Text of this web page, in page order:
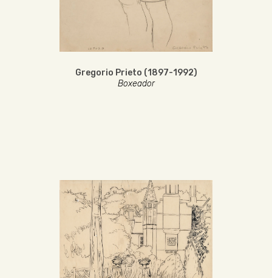
Gregorio Prieto (1897-1992)
Boxeador